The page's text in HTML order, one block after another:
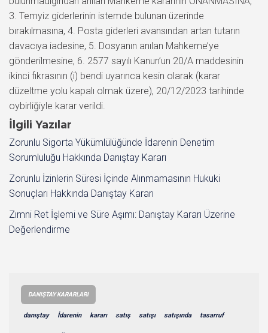
3. Temyiz giderlerinin istemde bulunan üzerinde
bırakılmasına, 4. Posta giderleri avansından artan tutarın
davacıya iadesine, 5. Dosyanın anılan Mahkeme’ye
gönderilmesine, 6. 2577 sayılı Kanun’un 20/A maddesinin
ikinci fıkrasının (i) bendi uyarınca kesin olarak (karar
düzeltme yolu kapalı olmak üzere), 20/12/2023 tarihinde
oybirliğiyle karar verildi.
İlgili Yazılar
Zorunlu Sigorta Yükümlülüğünde İdarenin Denetim
Sorumluluğu Hakkında Danıştay Kararı
Zorunlu İzinlerin Süresi İçinde Alınmamasının Hukuki
Sonuçları Hakkında Danıştay Kararı
Zımni Ret İşlemi ve Süre Aşımı: Danıştay Kararı Üzerine
Değerlendirme
DANIŞTAY KARARLARI
danıştay İdarenin kararı satış satışı satışında tasarruf